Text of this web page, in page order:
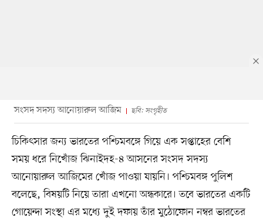
সংসদ সদস্য আনোয়ারুল আজিম ছবি: সংগৃহীত
চিকিৎসার জন্য ভারতের পশ্চিমবঙ্গে গিয়ে এক সপ্তাহের বেশি
সময় ধরে নিখোঁজ ঝিনাইদহ-৪ আসনের সংসদ সদস্য
আনোয়ারুল আজিমের খোঁজ পাওয়া যায়নি। পশ্চিমবঙ্গ পুলিশ
বলেছে, বিষয়টি নিয়ে তারা এখনো অন্ধকারে। তবে ভারতের একটি
গোয়েন্দা সংস্থা এর মধ্যে দুই দফায় তাঁর মুঠোফোন নম্বর ভারতের